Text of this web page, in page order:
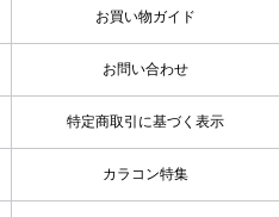
お買い物ガイド
お問い合わせ
特定商取引に基づく表示
カラコン特集